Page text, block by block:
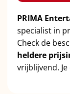
PRIMA
specialist in
Check de
heldere
vrijblijvend.